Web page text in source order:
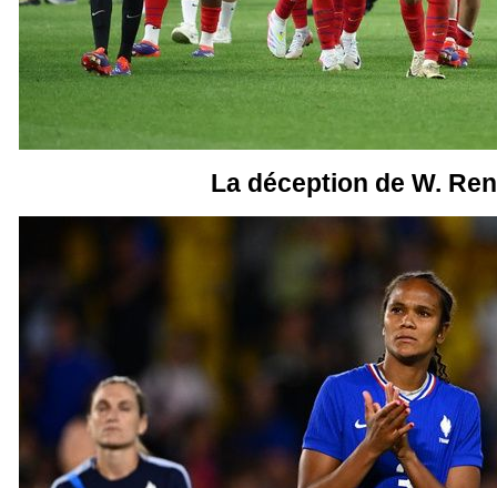
La déception de W.